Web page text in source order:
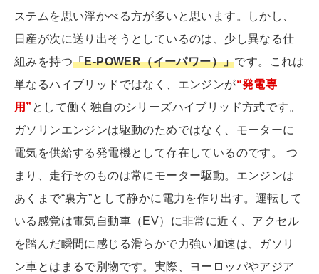
ステムを思い浮かべる方が多いと思います。しかし、
日産が次に送り出そうとしているのは、少し異なる仕
組みを持つ「E-POWER（イーパワー）」です。これは
単なるハイブリッドではなく、エンジンが“発電専
用” として働く独自のシリーズハイブリッド方式です。
ガソリンエンジンは駆動のためではなく、モーターに
電気を供給する発電機として存在しているのです。 つ
まり、走行そのものは常にモーター駆動。エンジンは
あくまで“裏方”として静かに電力を作り出す。運転して
いる感覚は電気自動車（EV）に非常に近く、アクセル
を踏んだ瞬間に感じる滑らかで力強い加速は、ガソリ
ン車とはまるで別物です。実際、ヨーロッパやアジア